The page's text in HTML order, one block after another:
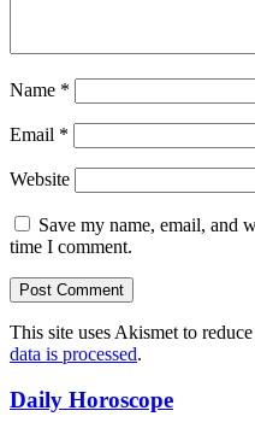
Name *
Email *
Website
Save my name, email, and
time I comment.
This site uses Akismet to reduce
data is processed.
Daily Horoscope